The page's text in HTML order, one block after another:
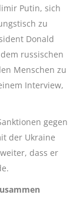
Putin, sich
zu
Donald
russischen
Menschen zu
Interview,
gegen
der Ukraine
dass er